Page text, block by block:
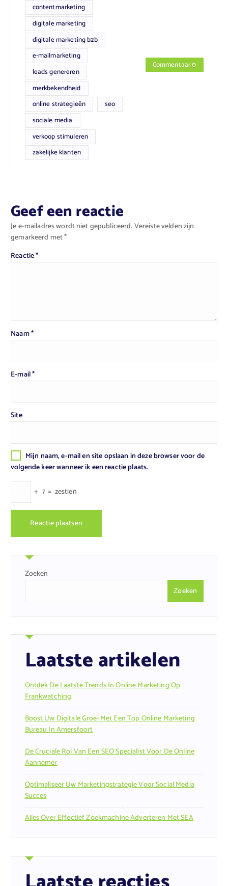
contentmarketing
digitale marketing
digitale marketing b2b
e-mailmarketing
leads genereren
merkbekendheid
online strategieën
seo
sociale media
verkoop stimuleren
zakelijke klanten
Commentaar 0
Geef een reactie
Je e-mailadres wordt niet gepubliceerd. Vereiste velden zijn
gemarkeerd met*
Reactie*
Naam*
E-mail*
Site
Mijn naam, e-mail en site opslaan in deze browser voor de
volgende keer wanneer ik een reactie plaats.
+ 7 = zestien
Zoeken
Zoeken
Laatste artikelen
Ontdek De Laatste Trends In Online Marketing Op
Frankwatching
Boost Uw Digitale Groei Met Een Top Online Marketing
Bureau In Amersfoort
De Cruciale Rol Van Een SEO Specialist Voor De Online
Aannemer
Optimaliseer Uw Marketingstrategie Voor Social Media
Succes
Alles Over Effectief Zoekmachine Adverteren Met SEA